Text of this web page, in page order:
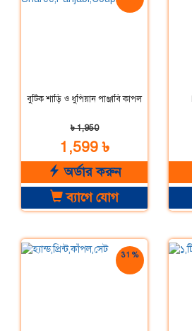
বুটিক শাড়ি ও ধুপিয়ান পাঞ্জাবি কাপল
৳ 1,950
1,599 ৳
অর্ডার করুন
ব্যাগে যোগ
31 %